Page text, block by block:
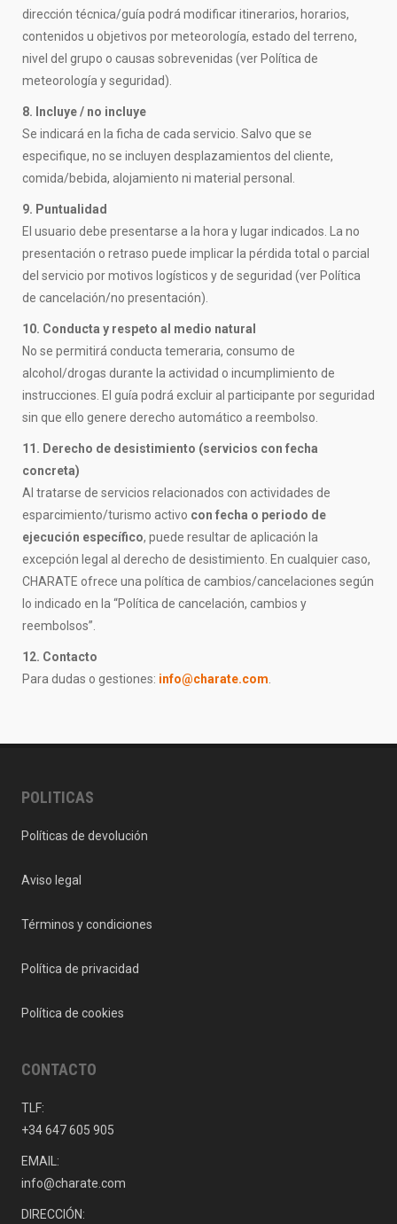
dirección técnica/guía podrá modificar itinerarios, horarios,
contenidos u objetivos por meteorología, estado del terreno,
nivel del grupo o causas sobrevenidas (ver Política de
meteorología y seguridad).
8. Incluye / no incluye
Se indicará en la ficha de cada servicio. Salvo que se
especifique, no se incluyen desplazamientos del cliente,
comida/bebida, alojamiento ni material personal.
9. Puntualidad
El usuario debe presentarse a la hora y lugar indicados. La no
presentación o retraso puede implicar la pérdida total o parcial
del servicio por motivos logísticos y de seguridad (ver Política
de cancelación/no presentación).
10. Conducta y respeto al medio natural
No se permitirá conducta temeraria, consumo de
alcohol/drogas durante la actividad o incumplimiento de
instrucciones. El guía podrá excluir al participante por seguridad
sin que ello genere derecho automático a reembolso.
11. Derecho de desistimiento (servicios con fecha
concreta)
Al tratarse de servicios relacionados con actividades de
esparcimiento/turismo activo con fecha o periodo de
ejecución específico, puede resultar de aplicación la
excepción legal al derecho de desistimiento. En cualquier caso,
CHARATE ofrece una política de cambios/cancelaciones según
lo indicado en la “Política de cancelación, cambios y
reembolsos”.
12. Contacto
Para dudas o gestiones: info@charate.com
POLITICAS
Políticas de devolución
Aviso legal
Términos y condiciones
Política de privacidad
Política de cookies
CONTACTO
TLF:
+34 647 605 905
EMAIL:
info@charate.com
DIRECCIÓN: